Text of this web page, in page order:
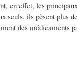
en effet, les
seuls, ils pèsent plus
des médicaments